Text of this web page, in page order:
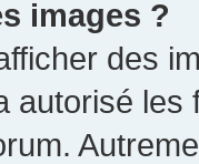
images ?
des
autorisé